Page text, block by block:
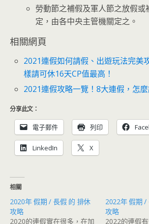
勞動節之補假及軍人節之放假或
定，由各中央主管機關定之。
相關網頁
2021連假如何請假、出遊玩法完美
樣請可休16天CP值最高！
2021連假攻略一覽！8大連假，怎
分享此文：
電子郵件 列印
LinkedIn X
相關
2020年 假期 / 長假 的 排休
攻略
2020的連假實在很多，在加
2022年 假期 /
攻略
2022的連假